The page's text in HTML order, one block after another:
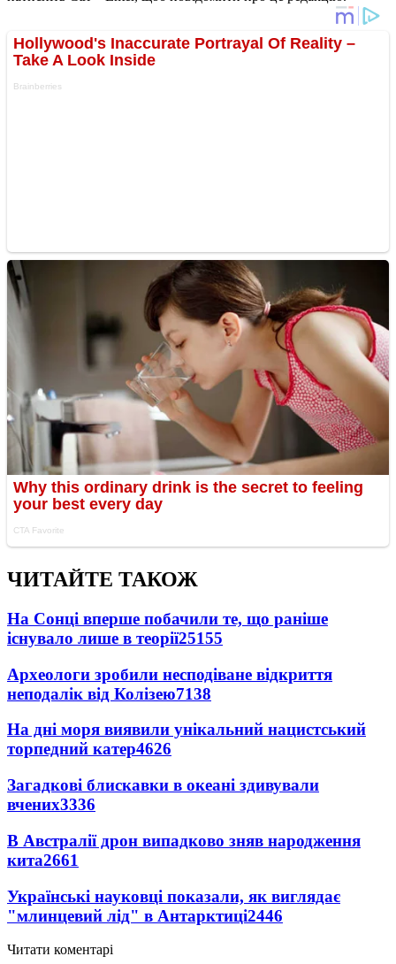
ЧИТАЙТЕ ТАКОЖ
На Сонці вперше побачили те, що раніше
існувало лише в теорії25155
Археологи зробили несподіване відкриття
неподалік від Колізею7138
На дні моря виявили унікальний нацистський
торпедний катер4626
Загадкові блискавки в океані здивували
вчених3336
В Австралії дрон випадково зняв народження
кита2661
Українські науковці показали, як виглядає
"млинцевий лід" в Антарктиці2446
Читати коментарі